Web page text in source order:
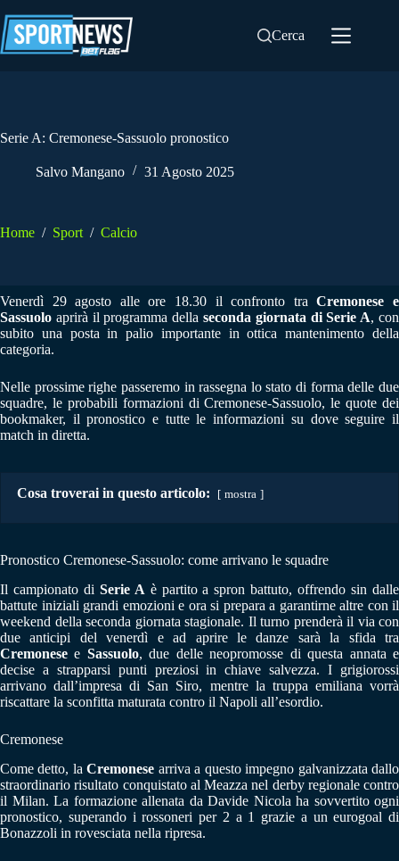
al
contenuto
Cerca
Serie A: Cremonese-Sassuolo pronostico
Salvo Mangano 31 Agosto 2025
Home / Sport / Calcio
Venerdì 29 agosto alle ore 18.30 il confronto traCremonese e
Sassuolo aprirà il programma della seconda giornata di Serie A, con
subito una posta in palio importante in ottica mantenimento della
categoria.
Nelle prossime righe passeremo in rassegna lo stato di forma delle due
squadre, le probabili formazioni di Cremonese-Sassuolo, le quote dei
bookmaker, il pronostico e tutte le informazioni su dove seguire il
match in diretta.
Cosa troverai in questo articolo: mostra
Pronostico Cremonese-Sassuolo: come arrivano le squadre
Il campionato di Serie A è partito a spron battuto, offrendo sin dalle
battute iniziali grandi emozioni e ora si prepara a garantirne altre con il
weekend della seconda giornata stagionale. Il turno prenderà il via con
due anticipi del venerdì e ad aprire le danze sarà la sfida tra
Cremonese e Sassuolo, due delle neopromosse di questa annata e
decise a strapparsi punti preziosi in chiave salvezza. I grigiorossi
arrivano dall’impresa di San Siro, mentre la truppa emiliana vorrà
riscattare la sconfitta maturata contro il Napoli all’esordio.
Cremonese
Come detto, laCremonese arriva a questo impegno galvanizzata dallo
straordinario risultato conquistato al Meazza nel derby regionale contro
il Milan. La formazione allenata da Davide Nicola ha sovvertito ogni
pronostico, superando i rossoneri per 2 a 1 grazie a un eurogoal di
Bonazzoli in rovesciata nella ripresa.